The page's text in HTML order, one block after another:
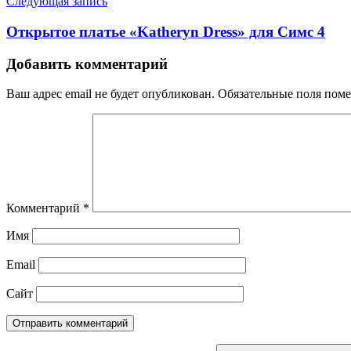
Открытое платье «Katheryn Dress» для Симс 4
Добавить комментарий
Ваш адрес email не будет опубликован. Обязательные поля
Комментарий *
Имя
Email
Сайт